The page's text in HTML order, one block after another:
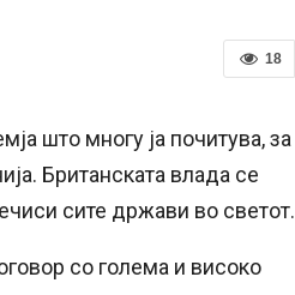
18
што многу ја почитува, за
Британската влада се
сите држави во светот.
со голема и високо